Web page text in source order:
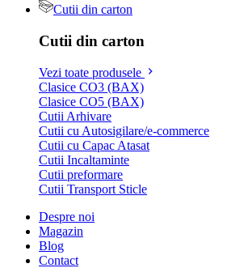
Cutii din carton
Cutii din carton
Vezi toate produsele
Clasice CO3 (BAX)
Clasice CO5 (BAX)
Cutii Arhivare
Cutii cu Autosigilare/e-commerce
Cutii cu Capac Atasat
Cutii Incaltaminte
Cutii preformare
Cutii Transport Sticle
Despre noi
Magazin
Blog
Contact